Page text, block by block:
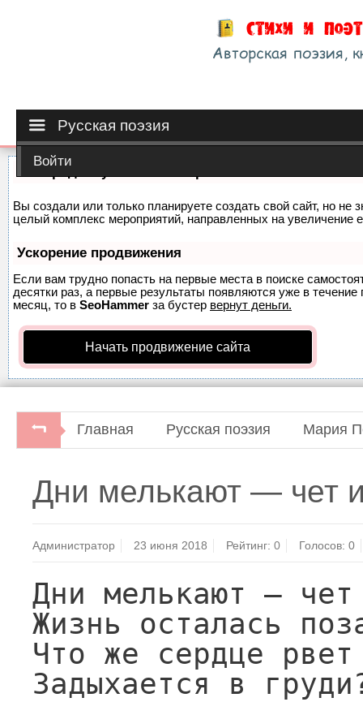
Русская поэзия
Войти
Вы создали или только планируете создать свой сайт, но не
целый комплекс мероприятий, направленных на увеличение
Ускорение продвижения
Если вам трудно попасть на первые места в поиске
десятки раз, а первые результаты появляются уже в
месяц, то в SeoHammer за бустер вернут деньги.
Начать продвижение сайта
Главная Русская поэзия Мария
Дни мелькают — чет
Администратор 23 июня 2018 Рейтинг:0 Голосов: 0
Дни мелькают —
Жизнь осталась
Что же сердце
Задыхается в